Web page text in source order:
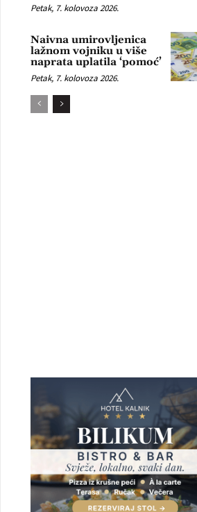
Petak, 7. kolovoza 2026.
Naivna umirovljenica
lažnom vojniku u više
naprata uplatila ‘pomoć’
Petak, 7. kolovoza 2026.